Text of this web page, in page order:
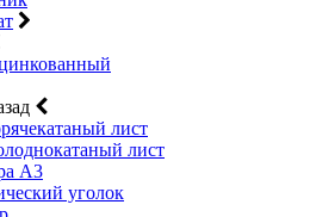
лист
лист
А3
уголок